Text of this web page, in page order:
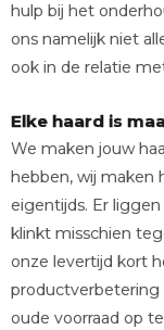
hulp bij het
ons namelijk niet
ook in de relatie
Elke haard is
We maken jouw
hebben, wij maken
eigentijds. Er
klinkt misschien
onze levertijd kort
productverbetering
oude voorraad op